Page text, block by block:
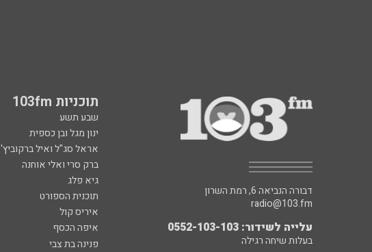
תוכניות 103fm
שבע תשע
ינון מגל ובן כספית
אראל סג"ל ואיל ברקוביץ'
ברק סרי ואלי אוחנה
גיא פלג
תוכנית הספורט
איריס קול
איפה הכסף
פנינה בת צבי
דבורה הנביאה 6, רמת השרון
radio@103.fm
עלייה לשידור: 0552-103-103
בעלות שיחה רגילה